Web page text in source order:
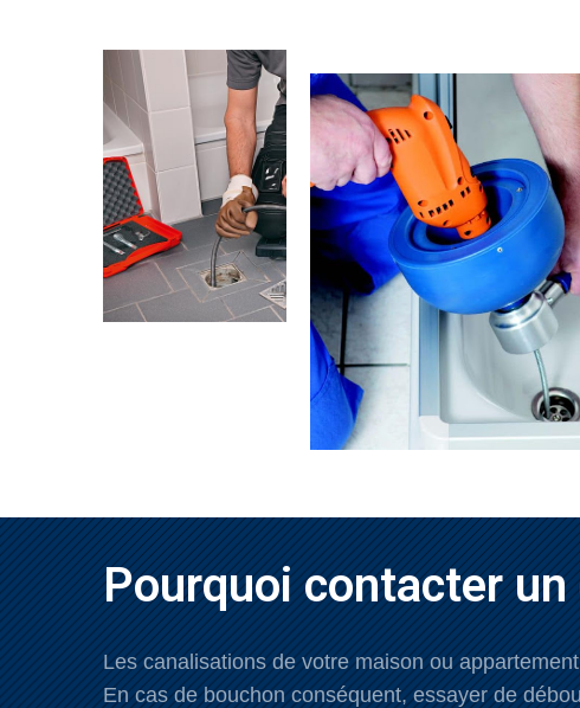
Pourquoi contacter
Les canalisations de votre maison ou
En cas de bouchon conséquent, essayer de